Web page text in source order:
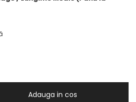
Adauga in cos